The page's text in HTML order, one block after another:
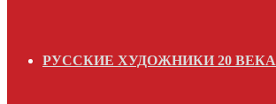
РУССКИЕ ХУДОЖНИКИ 20 ВЕКА